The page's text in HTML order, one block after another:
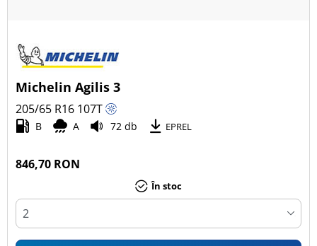
Michelin Agilis 3
205/65 R16 107T
B A 72 db EPREL
846,70 RON
În stoc